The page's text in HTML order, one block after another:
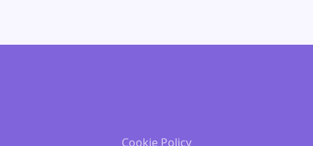
Cookie Policy